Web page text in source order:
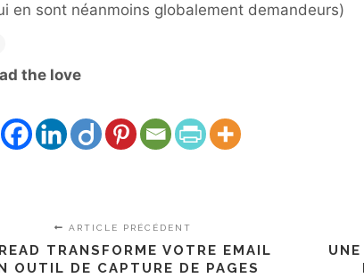
en sont néanmoins globalement demandeurs)
the love
ARTICLE PRÉCÉDENT
TRANSFORME VOTRE EMAIL
OUTIL DE CAPTURE DE PAGES